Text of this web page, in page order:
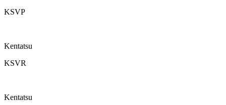
KSVP
Kentatsu
KSVR
Kentatsu